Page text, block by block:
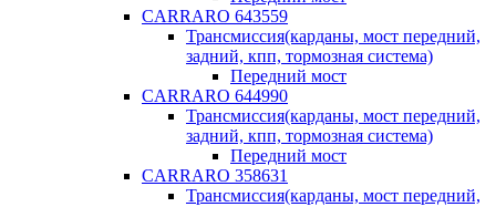
CARRARO 643559
Трансмиссия(карданы, мост передний,
задний, кпп, тормозная система)
Передний мост
CARRARO 644990
Трансмиссия(карданы, мост передний,
задний, кпп, тормозная система)
Передний мост
CARRARO 358631
Трансмиссия(карданы, мост передний,